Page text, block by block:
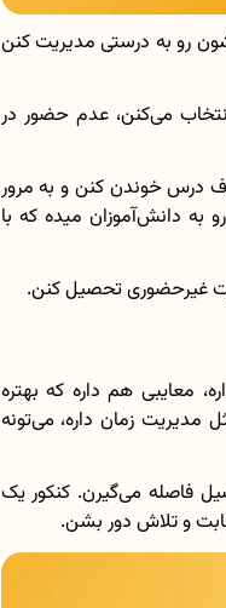
رو به درستی مدیریت کنن
می‌کنن، عدم حضور در
درس خوندن کنن و به مرور
به دانش‌آموزان میده که با
غیر‌حضوری تحصیل کنن.
معایبی هم داره که بهتره
زمان داره، می‌تونه
فاصله می‌گیرن. کنکور یک
و تلاش دور بشن.